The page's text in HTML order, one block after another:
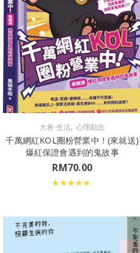
大将·生活, 心理励志
千萬網紅KOL圈粉營業中！(來就送)
爆紅保證會遇到的鬼故事
RM70.00